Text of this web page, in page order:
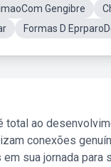
Gengibre
Formas D
total ao
conexões
sua jornada para